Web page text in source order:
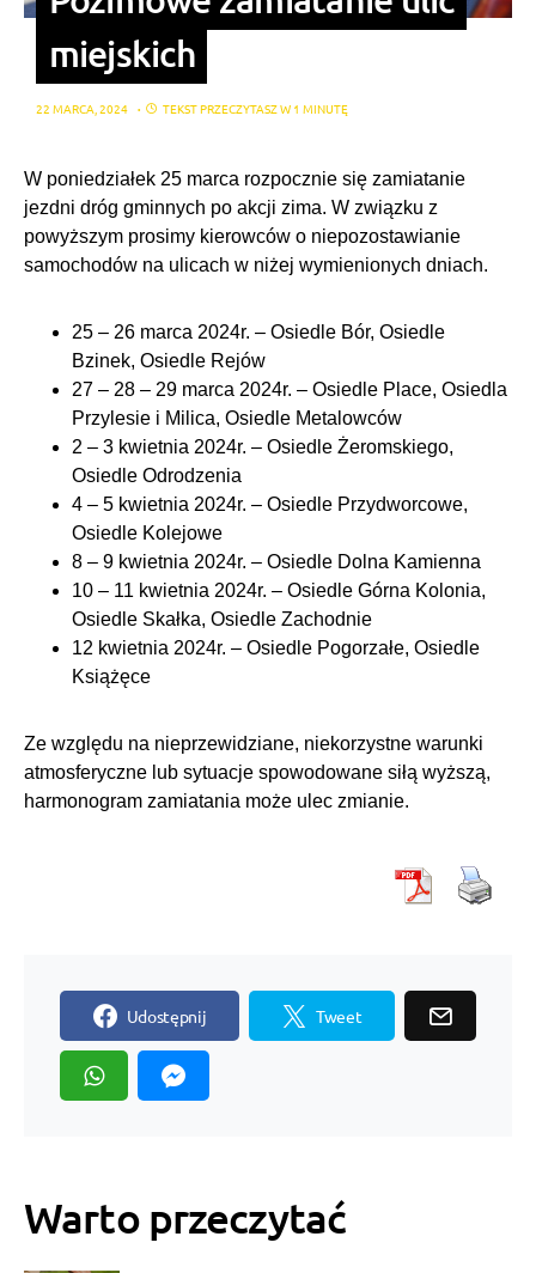
miejskich
22 MARCA, 2024 TEKST PRZECZYTASZ W 1 MINUTĘ
W poniedziałek 25 marca rozpocznie się zamiatanie
jezdni dróg gminnych po akcji zima. W związku z
powyższym prosimy kierowców o niepozostawianie
samochodów na ulicach w niżej wymienionych dniach.
25 – 26 marca 2024r. – Osiedle Bór, Osiedle
Bzinek, Osiedle Rejów
27 – 28 – 29 marca 2024r. – Osiedle Place, Osiedla
Przylesie i Milica, Osiedle Metalowców
2 – 3 kwietnia 2024r. – Osiedle Żeromskiego,
Osiedle Odrodzenia
4 – 5 kwietnia 2024r. – Osiedle Przydworcowe,
Osiedle Kolejowe
8 – 9 kwietnia 2024r. – Osiedle Dolna Kamienna
10 – 11 kwietnia 2024r. – Osiedle Górna Kolonia,
Osiedle Skałka, Osiedle Zachodnie
12 kwietnia 2024r. – Osiedle Pogorzałe, Osiedle
Książęce
Ze względu na nieprzewidziane, niekorzystne warunki
atmosferyczne lub sytuacje spowodowane siłą wyższą,
harmonogram zamiatania może ulec zmianie.
Udostępnij Tweet
Warto przeczytać